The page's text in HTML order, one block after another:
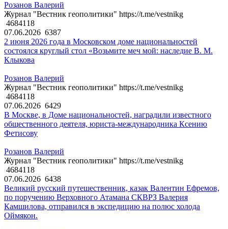
Розанов Валерий
Журнал "Вестник геополитики" https://t.me/vestnikg
4684118
07.06.2026 6387
2 июня 2026 года в Московском доме национальностей
состоялся круглый стол «Возьмите меч мой: наследие В. М.
Клыкова
Розанов Валерий
Журнал "Вестник геополитики" https://t.me/vestnikg
4684118
07.06.2026 6429
В Москве, в Доме национальностей, наградили известного
общественного деятеля, юриста-международника Ксению
Фетисову
Розанов Валерий
Журнал "Вестник геополитики" https://t.me/vestnikg
4684118
07.06.2026 6438
Великий русский путешественник, казак Валентин Ефремов,
по поручению Верховного Атамана СКВРЗ Валерия
Камшилова, отправился в экспедицию на полюс холода
Оймякон.